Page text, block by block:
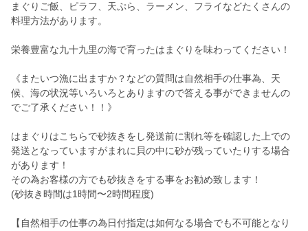
まぐりご飯、ピラフ、天ぷら、ラーメン、フライなどたくさんの
料理方法があります。
栄養豊富な九十九里の海で育ったはまぐりを味わってください！
《またいつ漁に出ますか？などの質問は自然相手の仕事為、天
候、海の状況等いろいろとありますので答える事ができませんの
でご了承ください！！》
はまぐりはこちらで砂抜きをし発送前に割れ等を確認した上での
発送となっていますがまれに貝の中に砂が残っていたりする場合
があります！
その為お客様の方でも砂抜きをする事をお勧め致します！
(砂抜き時間は1時間〜2時間程度)
【自然相手の仕事の為日付指定は如何なる場合でも不可能となり